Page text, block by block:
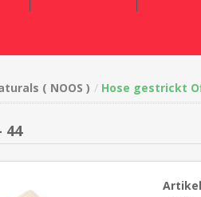
( NOOS ) Hose gestrickt
44